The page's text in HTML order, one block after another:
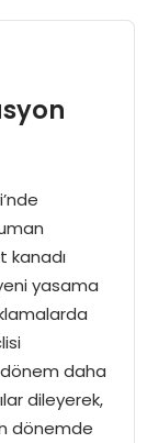
kanadı
yasama
dönem daha
dileyerek,
dönemde